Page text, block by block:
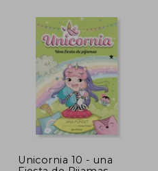
50%
dcto.
Unicornia 10 - una